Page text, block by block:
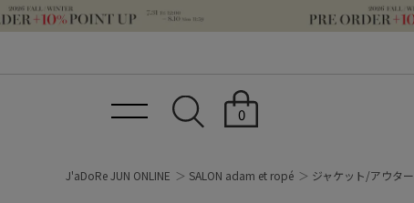
0
J'aDoRe JUN ONLINE SALON adam et ropé ジャケット/アウター